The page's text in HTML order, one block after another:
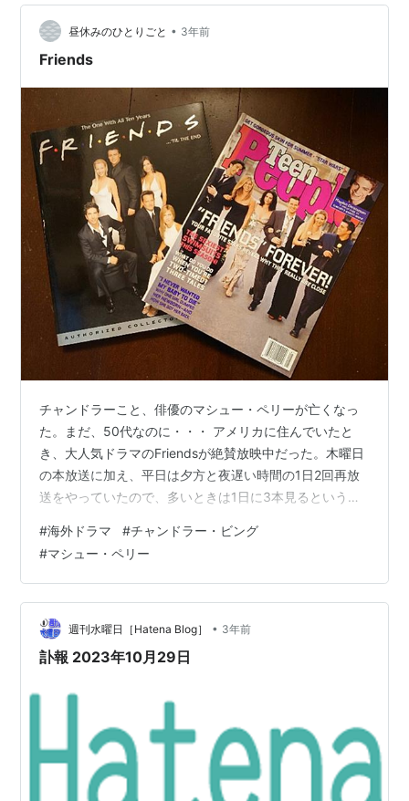
遊星に旅行せしむる如し」と、実に英国人らしい、短い
ながらも切れ味抜群、寸鉄人を刺すような、苛烈な皮肉
を以ってした。 当時の西洋社会に於いて、「日本…
昼休みのひとりごと • 3年前
Friends
チャンドラーこと、俳優のマシュー・ペリーが亡くなっ
た。まだ、50代なのに・・・ アメリカに住んでいたと
き、大人気ドラマのFriendsが絶賛放映中だった。木曜日
の本放送に加え、平日は夕方と夜遅い時間の1日2回再放
送をやっていたので、多いときは1日に3本見るという、
ハッタンということもあり、見たことのある風景がたび
たび登場したし、当時同年代の男女の軽妙なやりとりが
とても興味深く、すぐハマってしまった。当時からアメ
リカの番組にはたいてい字幕が付いていて、ネイティブ
の英語が全然聞き取れない私は、まだ文字の方がわかる
ので、全ての番組で字幕表示…
#海外ドラマ #チャンドラー・ビング
#マシュー・ペリー
週刊水曜日［Hatena Blog］ • 3年前
訃報 2023年10月29日